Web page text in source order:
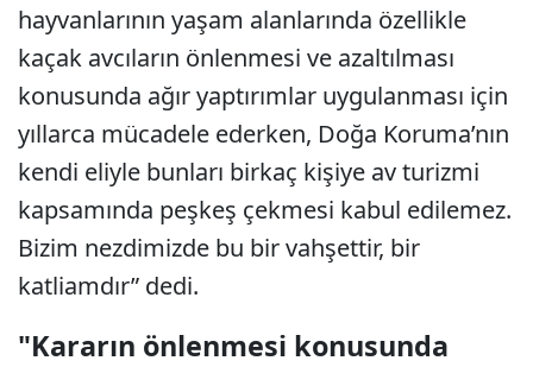
hayvanlarının yaşam alanlarında özellikle
kaçak avcıların önlenmesi ve azaltılması
konusunda ağır yaptırımlar uygulanması için
yıllarca mücadele ederken, Doğa Koruma’nın
kendi eliyle bunları birkaç kişiye av turizmi
kapsamında peşkeş çekmesi kabul edilemez.
Bizim nezdimizde bu bir vahşettir, bir
katliamdır” dedi.
"Kararın önlenmesi konusunda